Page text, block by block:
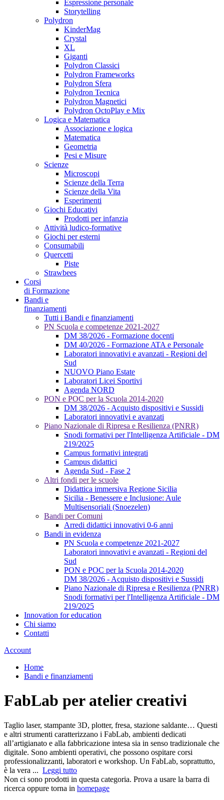
Espressione personale
Storytelling
Polydron
KinderMag
Crystal
XL
Giganti
Polydron Classici
Polydron Frameworks
Polydron Sfera
Polydron Tecnica
Polydron Magnetici
Polydron OctoPlay e Mix
Logica e Matematica
Associazione e logica
Matematica
Geometria
Pesi e Misure
Scienze
Microscopi
Scienze della Terra
Scienze della Vita
Esperimenti
Giochi Educativi
Prodotti per infanzia
Attività ludico-formative
Giochi per esterni
Consumabili
Quercetti
Piste
Strawbees
Corsi
di Formazione
Bandi e
finanziamenti
Tutti i Bandi e finanziamenti
PN Scuola e competenze 2021-2027
DM 38/2026 - Formazione docenti
DM 40/2026 - Formazione ATA e Personale
Laboratori innovativi e avanzati - Regioni del
Sud
NUOVO Piano Estate
Laboratori Licei Sportivi
Agenda NORD
PON e POC per la Scuola 2014-2020
DM 38/2026 - Acquisto dispositivi e Sussidi
Laboratori innovativi e avanzati
Piano Nazionale di Ripresa e Resilienza (PNRR)
Snodi formativi per l'Intelligenza Artificiale - DM
219/2025
Campus formativi integrati
Campus didattici
Agenda Sud - Fase 2
Altri fondi per le scuole
Didattica immersiva Regione Sicilia
Sicilia - Benessere e Inclusione: Aule
Multisensoriali (Snoezelen)
Bandi per Comuni
Arredi didattici innovativi 0-6 anni
Bandi in evidenza
PN Scuola e competenze 2021-2027
Laboratori innovativi e avanzati - Regioni del
Sud
PON e POC per la Scuola 2014-2020
DM 38/2026 - Acquisto dispositivi e Sussidi
Piano Nazionale di Ripresa e Resilienza (PNRR)
Snodi formativi per l'Intelligenza Artificiale - DM
219/2025
Innovation for education
Chi siamo
Contatti
Account
Home
Bandi e finanziamenti
FabLab per atelier creativi
Taglio laser, stampante 3D, plotter, fresa, stazione saldante… Questi
e altri strumenti caratterizzano i FabLab, ambienti dedicati
all’artigianato e alla fabbricazione intesa sia in senso tradizionale che
digitale. Sono ambienti operativi, che possono ospitare corsi
professionalizzanti, laboratori e workshop. Un FabLab, soprattutto,
è la vera ... Leggi tutto
Non ci sono prodotti in questa categoria. Prova a usare la barra di
ricerca oppure torna in homepage